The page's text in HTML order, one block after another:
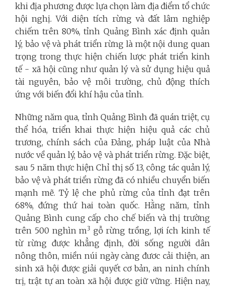
khi địa phương được lựa chọn làm địa điểm tổ chức
hội nghị. Với diện tích rừng và đất lâm nghiệp
chiếm trên 80%, tỉnh Quảng Bình xác định quản
lý, bảo vệ và phát triển rừng là một nội dung quan
trọng trong thực hiện chiến lược phát triển kinh
tế - xã hội cũng như quản lý và sử dụng hiệu quả
tài nguyên, bảo vệ môi trường, chủ động thích
ứng với biến đổi khí hậu của tỉnh.
Những năm qua, tỉnh Quảng Bình đã quán triệt, cụ
thể hóa, triển khai thực hiện hiệu quả các chủ
trương, chính sách của Đảng, pháp luật của Nhà
nước về quản lý, bảo vệ và phát triển rừng. Đặc biệt,
sau 5 năm thực hiện Chỉ thị số 13, công tác quản lý,
bảo vệ và phát triển rừng đã có nhiều chuyển biến
mạnh mẽ. Tỷ lệ che phủ rừng của tỉnh đạt trên
68%, đứng thứ hai toàn quốc. Hằng năm, tỉnh
Quảng Bình cung cấp cho chế biến và thị trường
trên 500 nghìn m3 gỗ rừng trồng, lợi ích kinh tế
từ rừng được khẳng định, đời sống người dân
nông thôn, miền núi ngày càng đươc cải thiện, an
sinh xã hội được giải quyết cơ bản, an ninh chính
trị, trật tự an toàn xã hội được giữ vững. Hiện nay,